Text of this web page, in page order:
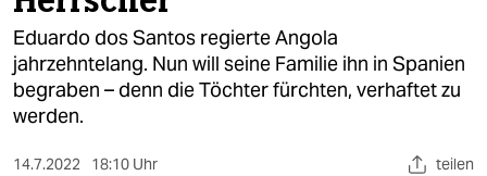
öko
gesellschaft
kultur
sport
Eduardo dos Santos regierte Angola
jahrzehntelang. Nun will seine Familie ihn in Spanien
begraben – denn die Töchter fürchten, verhaftet zu
werden.
14.7.2022 18:10 Uhr teilen